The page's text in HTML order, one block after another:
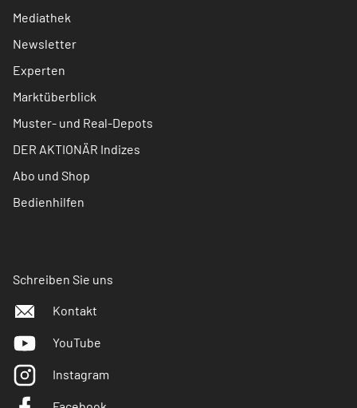
Mediathek
Newsletter
Experten
Marktüberblick
Muster- und Real-Depots
DER AKTIONÄR Indizes
Abo und Shop
Bedienhilfen
Schreiben Sie uns
Kontakt
YouTube
Instagram